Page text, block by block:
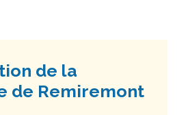
de la
de Remiremont